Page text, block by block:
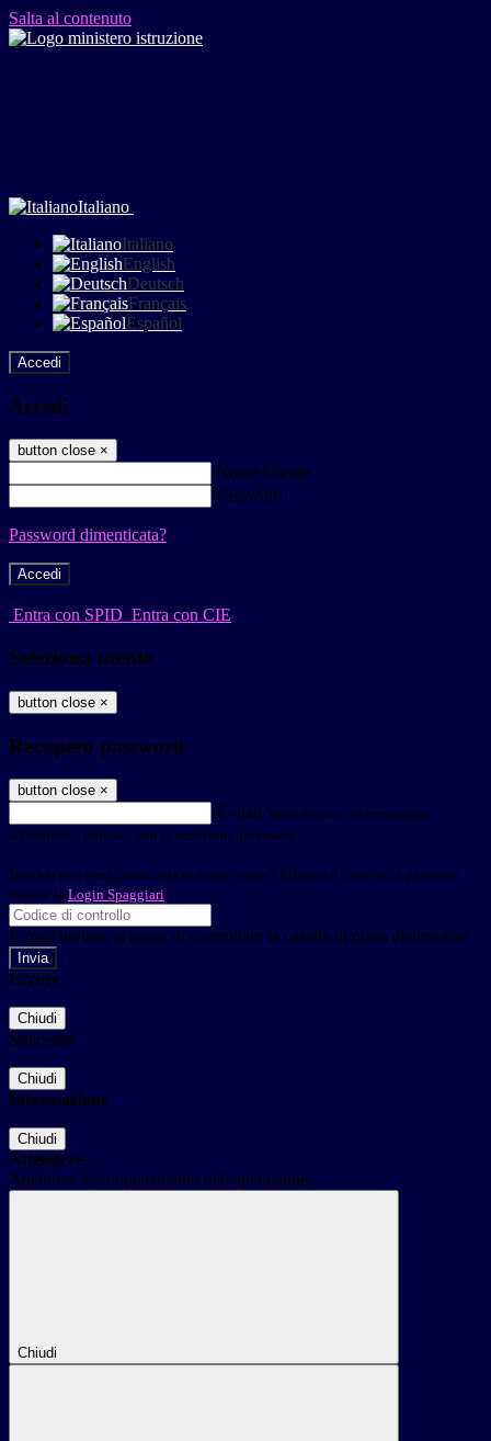
Salta al contenuto
Italiano
Italiano
English
Deutsch
Français
Español
Accedi
Accedi
button close ×
Nome Utente
Password
Password dimenticata?
-
Entra con SPID Entra con CIE
Seleziona utente
button close ×
Recupero password
button close ×
E-mail Verrà inviato un messaggio
all'indirizzo indicato con le istruzioni necessarie.
Non hai una e-mail associata al nome utente? Effettua il reset della password
tramite la Login Spaggiari
E-mail inviata, si prega di controllare la casella di posta elettronica!
Errore
Chiudi
Successo
Chiudi
Informazione
Chiudi
Attendere...
Attendere il completamento dell'operazione...
Chiudi